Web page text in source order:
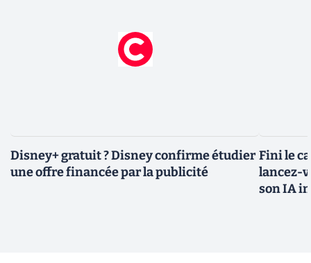
Disney+ gratuit ? Disney confirme étudier
une offre financée par la publicité
Fini le
lancez-
son IA